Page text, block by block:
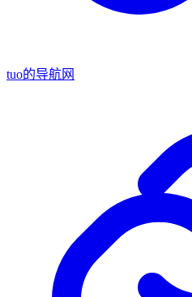
tuo的导航网